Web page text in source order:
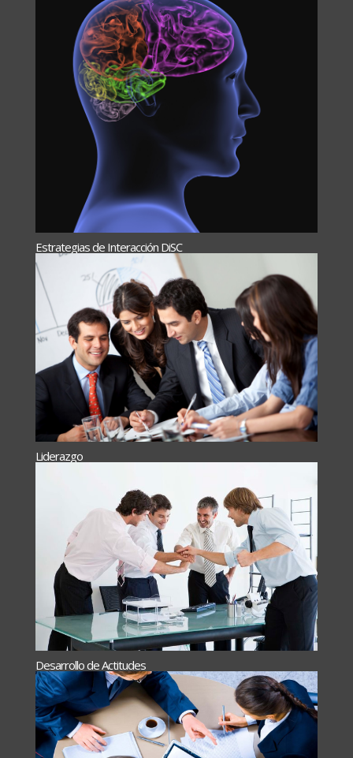
Estrategias de Interacción DiSC
Liderazgo
Desarrollo de Actitudes